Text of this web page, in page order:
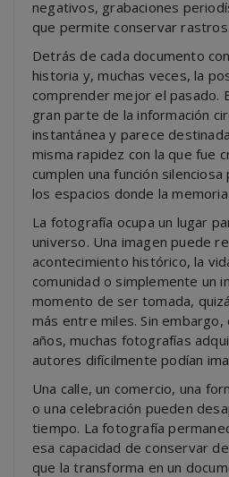
negativos, grabaciones
que permite conservar rastros
Detrás de cada documento
historia y, muchas veces, la
comprender mejor el pasado.
gran parte de la información
instantánea y parece
misma rapidez con la que fue
cumplen una función
los espacios donde la
La fotografía ocupa un lugar
universo. Una imagen puede
acontecimiento histórico, la
comunidad o simplemente un
momento de ser tomada,
más entre miles. Sin embargo,
años, muchas fotografías
autores difícilmente podían
Una calle, un comercio, una
o una celebración pueden
tiempo. La fotografía
esa capacidad de conservar
que la transforma en un